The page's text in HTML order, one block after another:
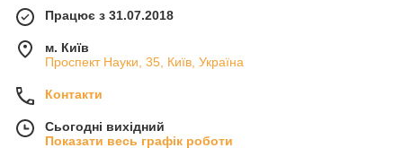
Працює з 31.07.2018
м. Київ
Проспект Науки, 35, Київ, Україна
Контакти
Сьогодні вихідний
Показати весь графік роботи